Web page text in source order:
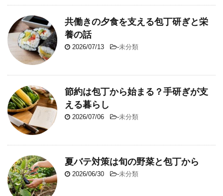
共働きの夕食を支える包丁研ぎと栄
養の話
2026/07/13 -未分類
節約は包丁から始まる？手研ぎが支
える暮らし
2026/07/06 -未分類
夏バテ対策は旬の野菜と包丁から
2026/06/30 -未分類